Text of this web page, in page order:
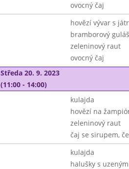
ovocný čaj
hovězí vývar s
bramborový
zeleninový raut
ovocný čaj
Středa 20. 9. 2023
(11:00 - 14:00)
kulajda
hovězí na
zeleninový raut
čaj se sirupem,
kulajda
halušky s